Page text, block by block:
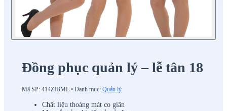
Đồng phục quản lý – lễ tân 18
Mã SP: 414ZIBML • Danh mục: Quản lý
Chất liệu thoáng mát co giãn